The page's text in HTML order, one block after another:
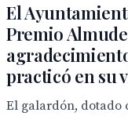
El
Premio
practicó en su
El galardón, dotado